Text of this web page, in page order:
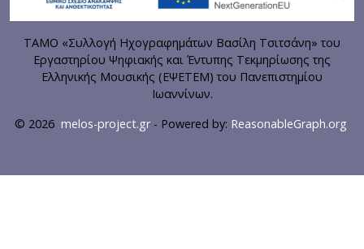
ΤΑΜΟ «Συλλογή Ηχογραφημάτων Βασίλη Τσιτσάνη» του
Εργαστηρίου Ψηφιακής και Έντυπης Τεκμηρίωσης της
Ελληνικής Μουσικής (ΕΨΕΤΕΜ) του Πανεπιστημίου
Ιωαννίνων.
© 2026 melos-project.gr- Powered by: ReasonableGraph.org